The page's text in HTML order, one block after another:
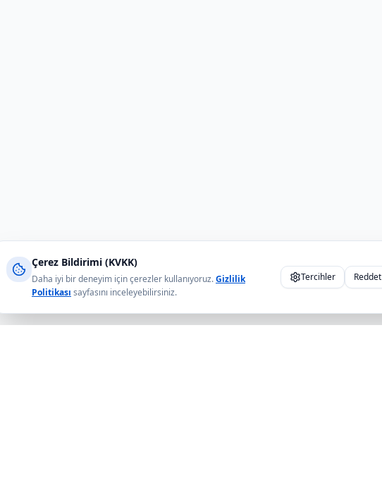
Çerez Bildirimi (KVKK)
Daha iyi bir deneyim için çerezler kullanıyoruz.Gizlilik
Politikası sayfasını inceleyebilirsiniz.
Tercihler Reddet